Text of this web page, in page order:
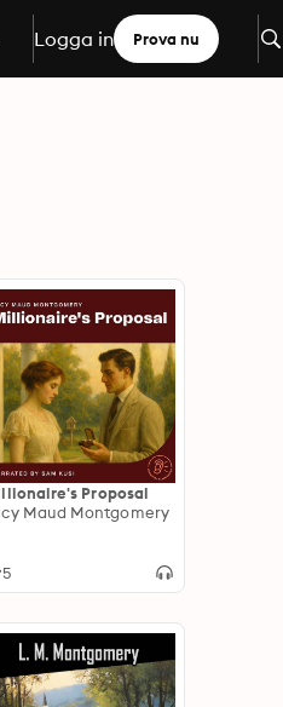
Logga in Prova nu
Proposal
Maud Montgomery
5